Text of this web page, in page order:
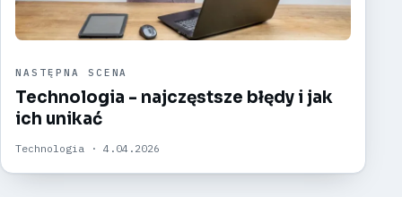
NASTĘPNA SCENA
Technologia - najczęstsze błędy i jak
ich unikać
Technologia · 4.04.2026